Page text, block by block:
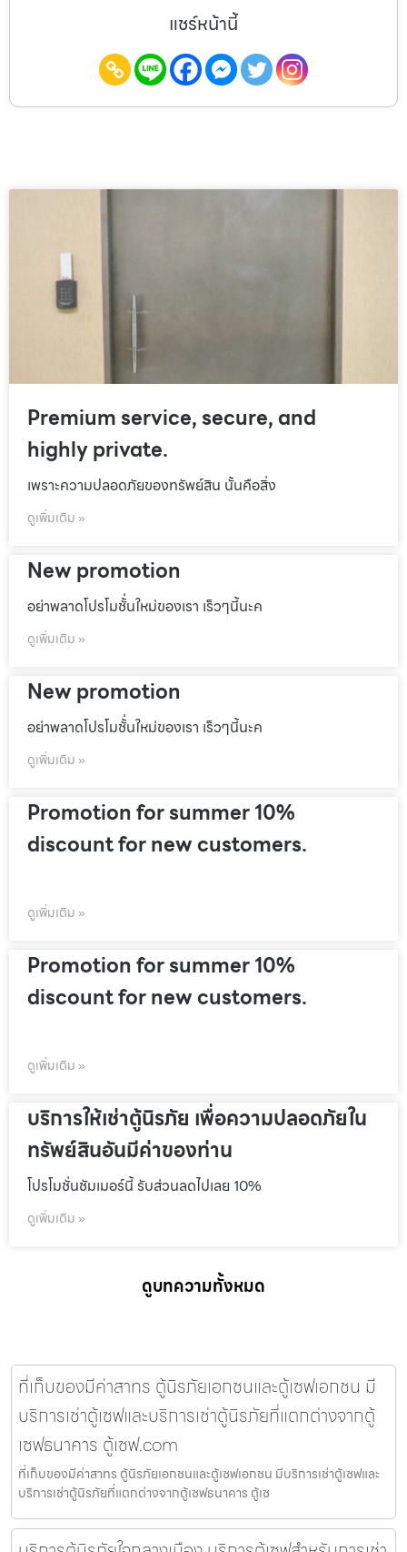
แชร์หน้านี้
Premium service, secure, and
highly private.
เพราะความปลอดภัยของทรัพย์สิน นั้นคือสิ่ง
ดูเพิ่มเติม »
New promotion
อย่าพลาดโปรโมชั้่นใหม่ของเรา เร็วๆนี้นะค
ดูเพิ่มเติม »
New promotion
อย่าพลาดโปรโมชั้่นใหม่ของเรา เร็วๆนี้นะค
ดูเพิ่มเติม »
Promotion for summer 10%
discount for new customers.
ดูเพิ่มเติม »
Promotion for summer 10%
discount for new customers.
ดูเพิ่มเติม »
บริการให้เช่าตู้นิรภัย เพื่อความปลอดภัยใน
ทรัพย์สินอันมีค่าของท่าน
โปรโมชั่นชัมเมอร์นี้ รับส่วนลดไปเลย 10%
ดูเพิ่มเติม »
ดูบทความทั้งหมด
ที่เก็บของมีค่าสาทร ตู้นิรภัยเอกชนและตู้เซฟเอกชน มี
บริการเช่าตู้เซฟและบริการเช่าตู้นิรภัยที่แตกต่างจากตู้
เซฟธนาคาร ตู้เซฟ.com
ที่เก็บของมีค่าสาทร ตู้นิรภัยเอกชนและตู้เซฟเอกชน มีบริการเช่าตู้เซฟและ
บริการเช่าตู้นิรภัยที่แตกต่างจากตู้เซฟธนาคาร ตู้เซ